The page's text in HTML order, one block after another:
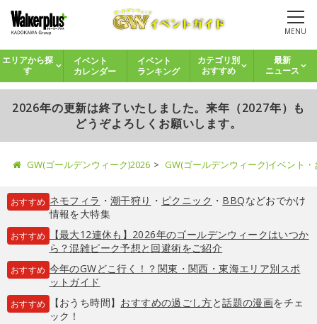
MENU
エリアから探
す
イベント
カレンダー
イベント
ランキング
カテゴリ別
おすすめ
最新
ニュース
2026年の更新は終了いたしました。来年（2027年）も
どうぞよろしくお願いします。
GW(ゴールデンウィーク)2026 GW(ゴールデンウィーク)イベント
おすすめ ネモフィラ ・ 潮干狩り ・ ピクニック ・ BBQなどおでかけ
情報を大特集
おすすめ
【最大12連休も】2026年のゴールデンウィークはいつか
ら？混雑ピーク予想と回避術をご紹介
おすすめ 今年のGWどこ行く！？関東・関西・東海エリア別スポ
ットガイド
おすすめ 【おうち時間】 おすすめの過ごし方と話題の漫画をチェ
ック！